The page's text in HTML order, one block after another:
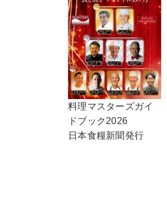
料理マスターズガイ
ドブック2026
日本食糧新聞発行